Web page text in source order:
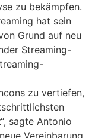
zu bekämpfen.
hat sein
Grund auf neu
Streaming-
zu vertiefen,
sagte Antonio